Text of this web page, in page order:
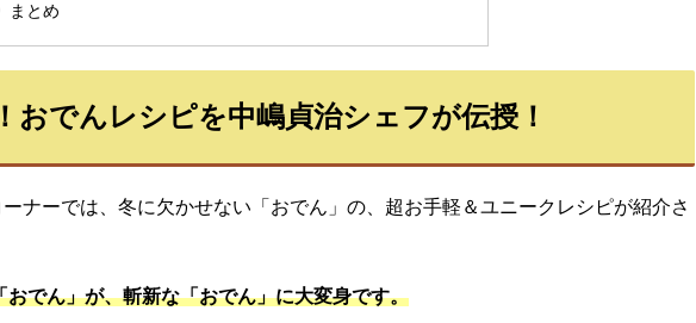
まとめ
おでんレシピを中嶋貞治シェフが伝授！
ナーでは、冬に欠かせない「おでん」の、超お手軽＆ユニークレシピが紹介さ
でん」が、斬新な「おでん」に大変身です。